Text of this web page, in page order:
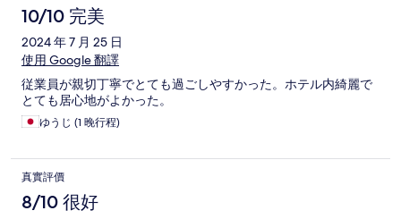
10/10 完美
2024 年 7 月 25 日
使用 Google 翻譯
従業員が親切丁寧でとても過ごしやすかった。ホテル内綺麗で
とても居心地がよかった。
ゆうじ (1 晚行程)
真實評價
8/10 很好